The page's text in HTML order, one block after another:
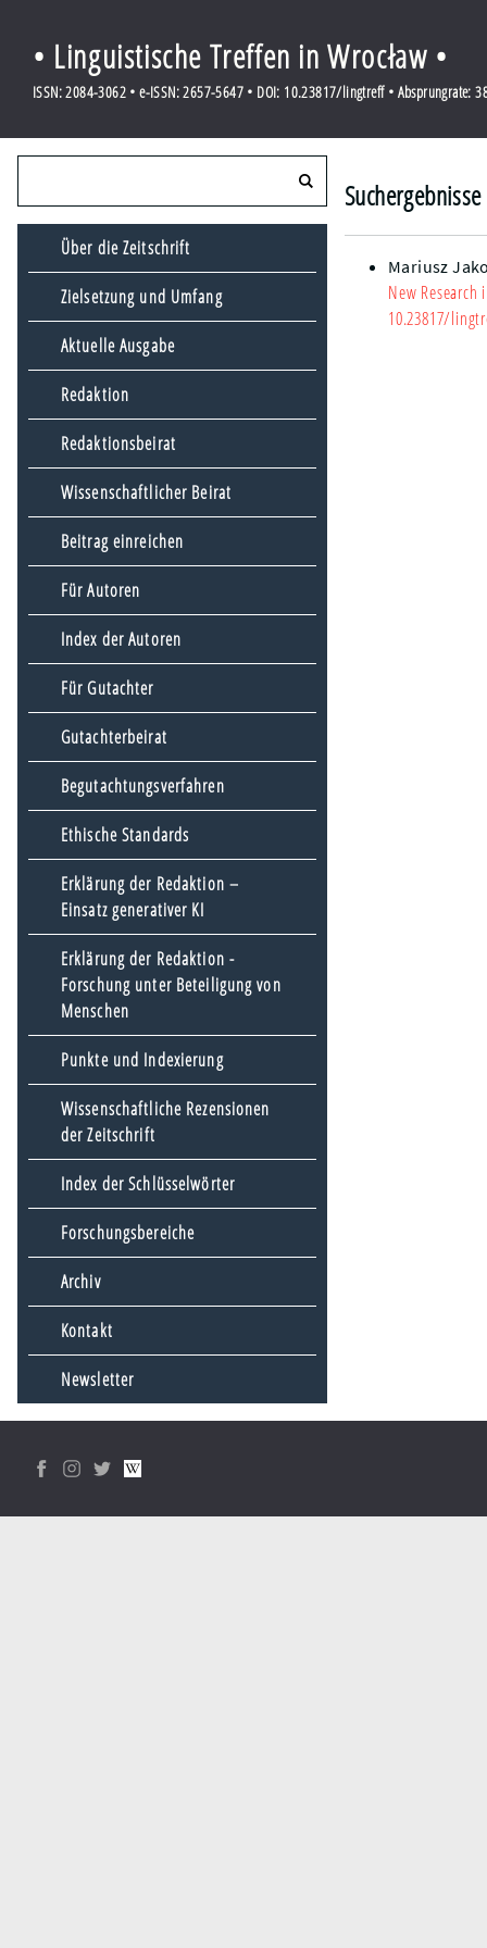
• Linguistische Treffen in Wrocław •
ISSN: 2084-3062 • e-ISSN: 2657-5647 • DOI: 10.23817/lingtreff • Absprungrate:
Über die Zeitschrift
Zielsetzung und Umfang
Aktuelle Ausgabe
Redaktion
Redaktionsbeirat
Wissenschaftlicher Beirat
Beitrag einreichen
Für Autoren
Index der Autoren
Für Gutachter
Gutachterbeirat
Begutachtungsverfahren
Ethische Standards
Erklärung der Redaktion –
Einsatz generativer KI
Erklärung der Redaktion -
Forschung unter Beteiligung von
Menschen
Punkte und Indexierung
Wissenschaftliche Rezensionen
der Zeitschrift
Index der Schlüsselwörter
Forschungsbereiche
Archiv
Kontakt
Newsletter
Mariusz
New
10.23817/